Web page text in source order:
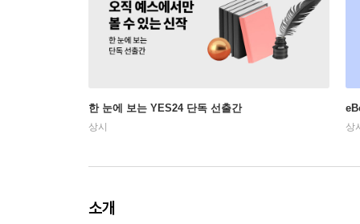
한 눈에 보는 YES24 단독 선출간
상시 상
소개